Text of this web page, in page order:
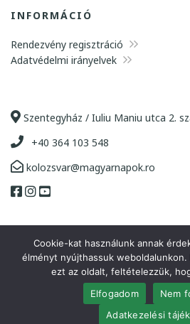
INFORMÁCIÓ
Rendezvény regisztráció
Adatvédelmi irányelvek
Szentegyház / Iuliu Maniu utca 2.
+40 364 103 548
kolozsvar@magyarnapok.ro
Copyright 2021 Kincses Kolozsvár
A honlapot készítette:
Codespring
Cookie-kat használunk annak
élményt nyújthassuk weboldalunkon.
ezt az oldalt, feltételezzük,
Elfogadom
Nem
Adatkezelési